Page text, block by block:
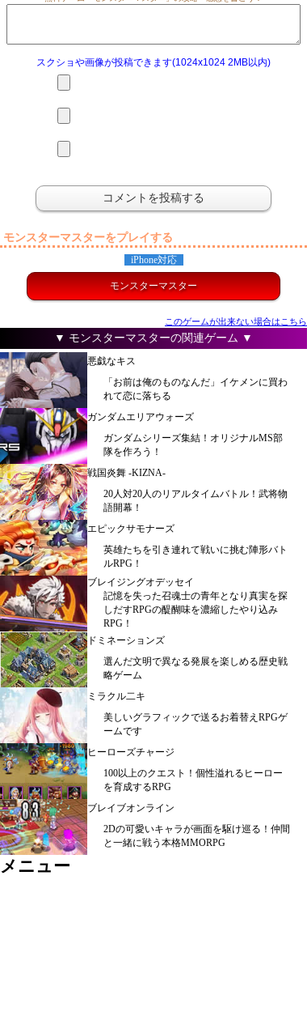
スクショや画像が投稿できます(1024x1024 2MB以内)
モンスターマスターをプレイする
iPhone対応
モンスターマスター
このゲームが出来ない場合はこちら
▼ モンスターマスターの関連ゲーム ▼
悪戯なキス
「お前は俺のものなんだ」イケメンに買わ
れて恋に落ちる
ガンダムエリアウォーズ
ガンダムシリーズ集結！オリジナルMS部
隊を作ろう！
戦国炎舞 -KIZNA-
20人対20人のリアルタイムバトル！武将物
語開幕！
エピックサモナーズ
英雄たちを引き連れて戦いに挑む陣形バト
ルRPG！
ブレイジングオデッセイ
記憶を失った召魂士の青年となり真実を探
しだすRPGの醍醐味を濃縮したやり込み
RPG！
ドミネーションズ
選んだ文明で異なる発展を楽しめる歴史戦
略ゲーム
ミラクル二キ
美しいグラフィックで送るお着替えRPGゲ
ームです
ヒーローズチャージ
100以上のクエスト！個性溢れるヒーロー
を育成するRPG
ブレイブオンライン
2Dの可愛いキャラが画面を駆け巡る！仲間
と一緒に戦う本格MMORPG
メニュー